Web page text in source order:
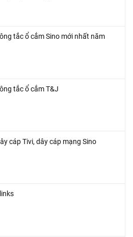
tắc ổ cắm Sino mới nhất năm
tắc ổ cắm T&J
cáp Tivi, dây cáp mạng Sino